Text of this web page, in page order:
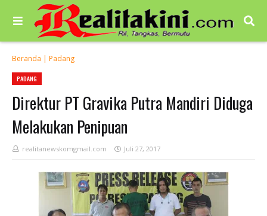
Beranda | Padang
PADANG
Direktur PT Gravika Putra Mandiri Diduga
Melakukan Penipuan
realitanewskomgmail.com Juli 27, 2017